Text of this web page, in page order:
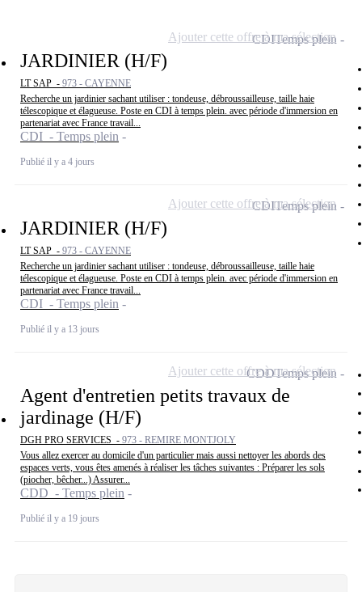
JARDINIER (H/F)
LT SAP - 973 - CAYENNE
Recherche un jardinier sachant utiliser : tondeuse, débroussailleuse, taille haie
télescopique et élagueuse. Poste en CDI à temps plein. avec période d'immersion en
partenariat avec France travail...
CDI - Temps plein
Publié il y a 4 jours
CDITemps plein
Ajouter cette offre à ma sélection
JARDINIER (H/F)
LT SAP - 973 - CAYENNE
Recherche un jardinier sachant utiliser : tondeuse, débroussailleuse, taille haie
télescopique et élagueuse. Poste en CDI à temps plein. avec période d'immersion en
partenariat avec France travail...
CDI - Temps plein
Publié il y a 13 jours
CDITemps plein
Ajouter cette offre à ma sélection
Agent d'entretien petits travaux de
jardinage (H/F)
DGH PRO SERVICES - 973 - REMIRE MONTJOLY
Vous allez exercer au domicile d'un particulier mais aussi nettoyer les abords des
espaces verts, vous êtes amenés à réaliser les tâches suivantes : Préparer les sols
(piocher, bêcher...) Assurer...
CDD - Temps plein
Publié il y a 19 jours
CDDTemps plein
Ajouter cette offre à ma sélection